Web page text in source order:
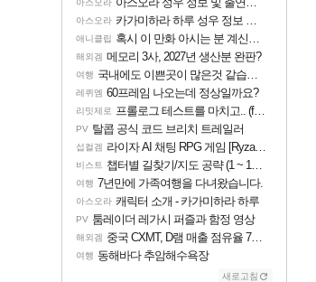
아스오라
아스오라 카가미하라 하루 성우 정보 및 주요 필모
애니클립 혹시 이 만화 아시는 분 계신가요
해외겜 메모리 3사, 2027년 생산분 완판?
여행 국내에도 이쁜곳이 많은것 같습니다
레퀴엠 60프레임 나오는데 정상일까요?
리밋제로 프롤로그 테스트를 마치고.. (feat. 리아)
PV 탈콥 공식 코드 브리치 트레일러
섭컬겜 라이자 AI 채팅 RPG 게임 [RyzaChat: AI] 공개
비스트 챕터별 길찾기/지도 공략 (1 ~ 12장)
여행 7년만에 가족여행을 다녀왔습니다.
아스오라 캐릭터 소개 - 카가미하라 하루
PV 툼레이더 레가시 퍼즐과 함정 영상
해외겜 중국 CXMT, D램 매출 점유율 7%…글로벌 4위로 부상
여행 동해바다 추암해수욕장
새로고침